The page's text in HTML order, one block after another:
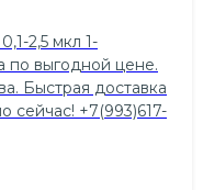
2,5 мкл 1-
по выгодной цене.
Быстрая доставка
+7(993)617-